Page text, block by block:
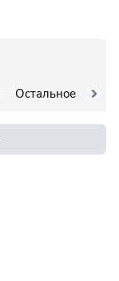
Остальное